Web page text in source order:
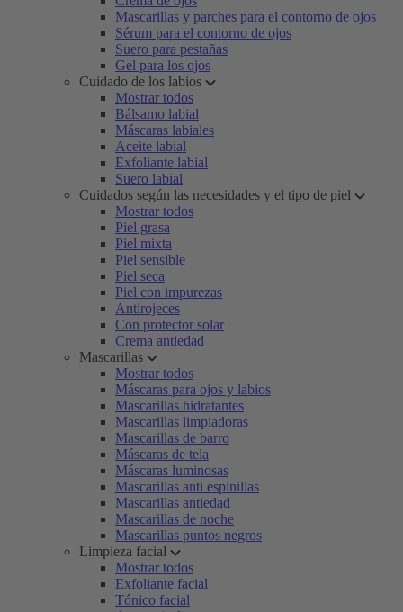
Mascarillas y parches para el contorno de ojos
Sérum para el contorno de ojos
Suero para pestañas
Gel para los ojos
Cuidado de los labios
Mostrar todos
Bálsamo labial
Máscaras labiales
Aceite labial
Exfoliante labial
Suero labial
Cuidados según las necesidades y el tipo de piel
Mostrar todos
Piel grasa
Piel mixta
Piel sensible
Piel seca
Piel con impurezas
Antirojeces
Con protector solar
Crema antiedad
Mascarillas
Mostrar todos
Máscaras para ojos y labios
Mascarillas hidratantes
Mascarillas limpiadoras
Mascarillas de barro
Máscaras de tela
Máscaras luminosas
Mascarillas anti espinillas
Mascarillas antiedad
Mascarillas de noche
Mascarillas puntos negros
Limpieza facial
Mostrar todos
Exfoliante facial
Tónico facial